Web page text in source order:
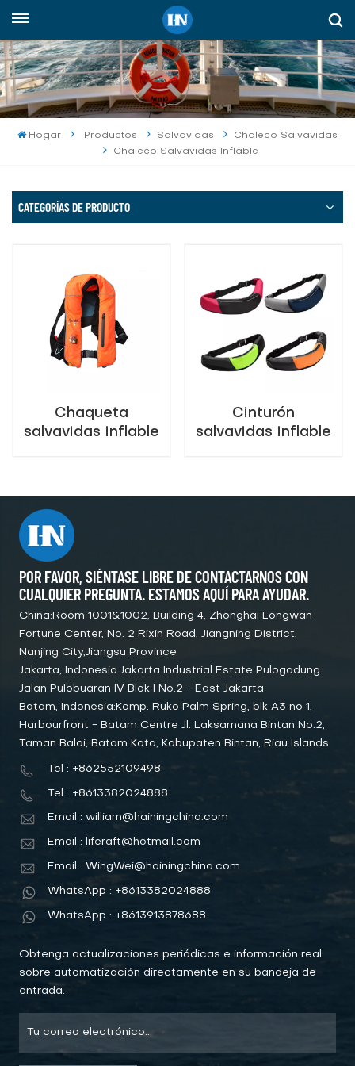
Español
English
русский
español
العربية
Hogar Productos Salvavidas
Chaleco Salvavidas
Chaleco Salvavidas Inflable
CATEGORÍAS DE PRODUCTO
Chaqueta
salvavidas inflable
Cinturón
salvavidas inflable
POR FAVOR, SIÉNTASE LIBRE DE CONTACTARNOS CON
CUALQUIER PREGUNTA. ESTAMOS AQUÍ PARA AYUDAR.
China:Room 1001&1002, Building 4, Zhonghai Longwan
Fortune Center, No. 2 Rixin Road, Jiangning District,
Nanjing City,Jiangsu Province
Jakarta, Indonesia:Jakarta Industrial Estate Pulogadung
Jalan Pulobuaran IV Blok I No.2 - East Jakarta
Batam, Indonesia:Komp. Ruko Palm Spring, blk A3 no 1,
Harbourfront - Batam Centre Jl. Laksamana Bintan No.2,
Taman Baloi, Batam Kota, Kabupaten Bintan, Riau Islands
Tel : +862552109498
Tel : +8613382024888
Email : william@hainingchina.com
Email : liferaft@hotmail.com
Email : WingWei@hainingchina.com
WhatsApp : +8613382024888
WhatsApp : +8613913878688
Obtenga actualizaciones periódicas e información real
sobre automatización directamente en su bandeja de
entrada.